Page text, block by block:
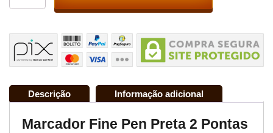
Descrição Informação adicional
Marcador Fine Pen Preta 2 Pontas